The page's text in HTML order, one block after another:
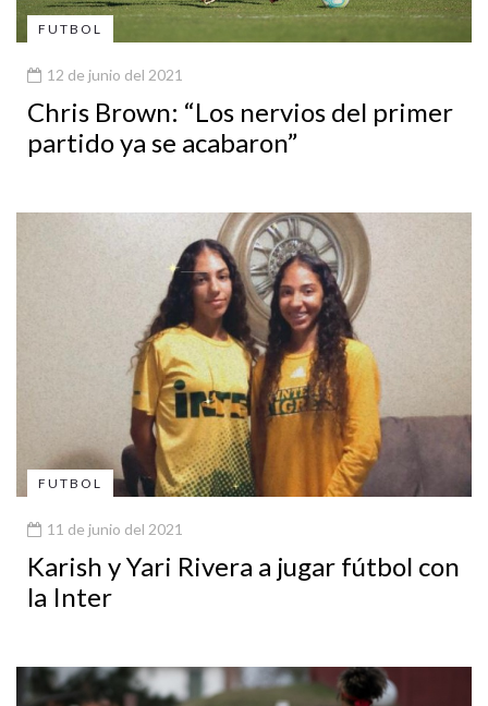
FUTBOL
12 de junio del 2021
Chris Brown: “Los nervios del primer
partido ya se acabaron”
FUTBOL
11 de junio del 2021
Karish y Yari Rivera a jugar fútbol con
la Inter